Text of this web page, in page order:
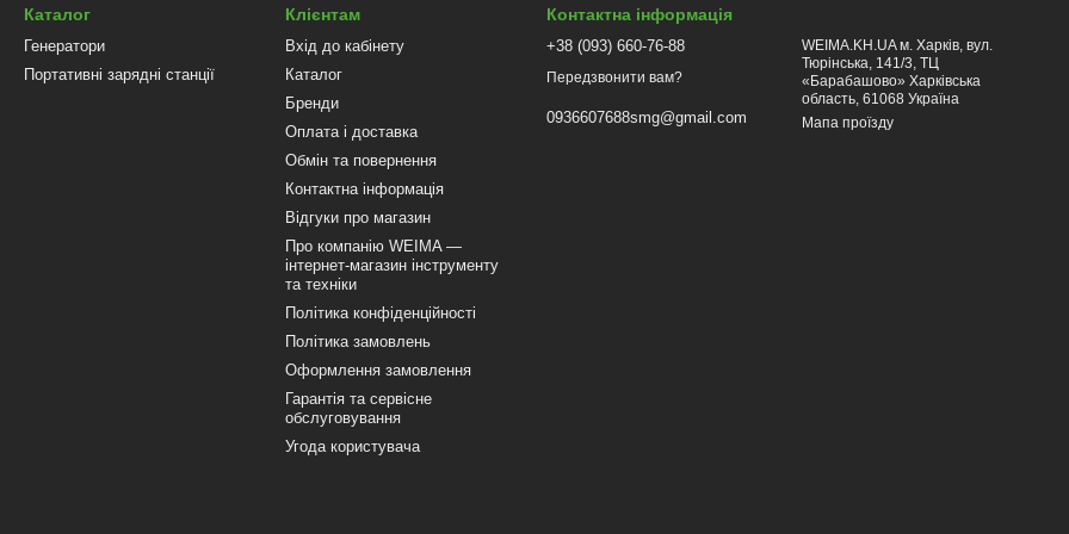
умови використання:
легкі моделі до 1.5–2 кВт
обирати від 2 кВт
— звертайте увагу на вагу і підвісну систему
Бензин А92 або суміш з маслом
1.9 – 2.3 кВт
420 – 480 мм
до 255 мм
Каталог
Генератори
Портативні зарядні станції
Клієнтам
Вхід до кабінету
Каталог
Бренди
Оплата і доставка
Обмін та повернення
Контактна інформація
Відгуки про магазин
Про компанію WEIMA —
інтернет-магазин інструменту
та техніки
Політика конфіденційності
Політика замовлень
Оформлення замовлення
Гарантія та сервісне
обслуговування
Угода користувача
Контактна інформація
+38 (093) 660-76-88
Передзвонити вам?
0936607688smg@gmail.com
WEIMA.KH.UA м. Харків, вул.
Тюрінська, 141/3, ТЦ
«Барабашово» Харківська
область, 61068 Україна
Мапа проїзду